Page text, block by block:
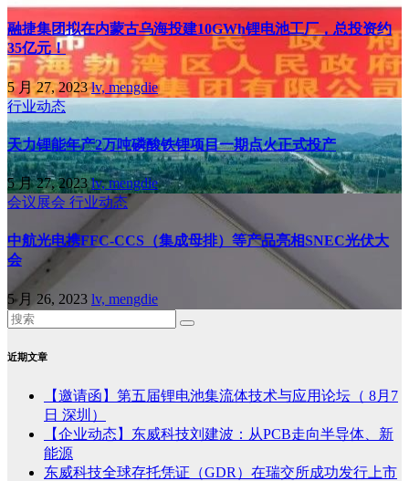
融捷集团拟在内蒙古乌海投建10GWh锂电池工厂，总投资约
35亿元！
5 月 27, 2023lv, mengdie
行业动态
天力锂能年产2万吨磷酸铁锂项目一期点火正式投产
5 月 27, 2023lv, mengdie
会议展会 行业动态
中航光电携FFC-CCS（集成母排）等产品亮相SNEC光伏大
会
5 月 26, 2023 lv, mengdie
近期文章
【邀请函】第五届锂电池集流体技术与应用论坛（ 8月7
日 深圳）
【企业动态】东威科技刘建波：从PCB走向半导体、新
能源
东威科技全球存托凭证（GDR）在瑞交所成功发行上市